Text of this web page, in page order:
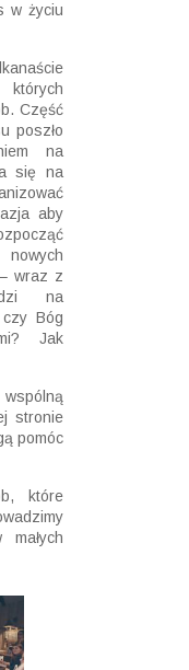
w życiu
Część
poszło
na
się na
aby
wraz z
na
Bóg
Jak
stronie
pomóc
które